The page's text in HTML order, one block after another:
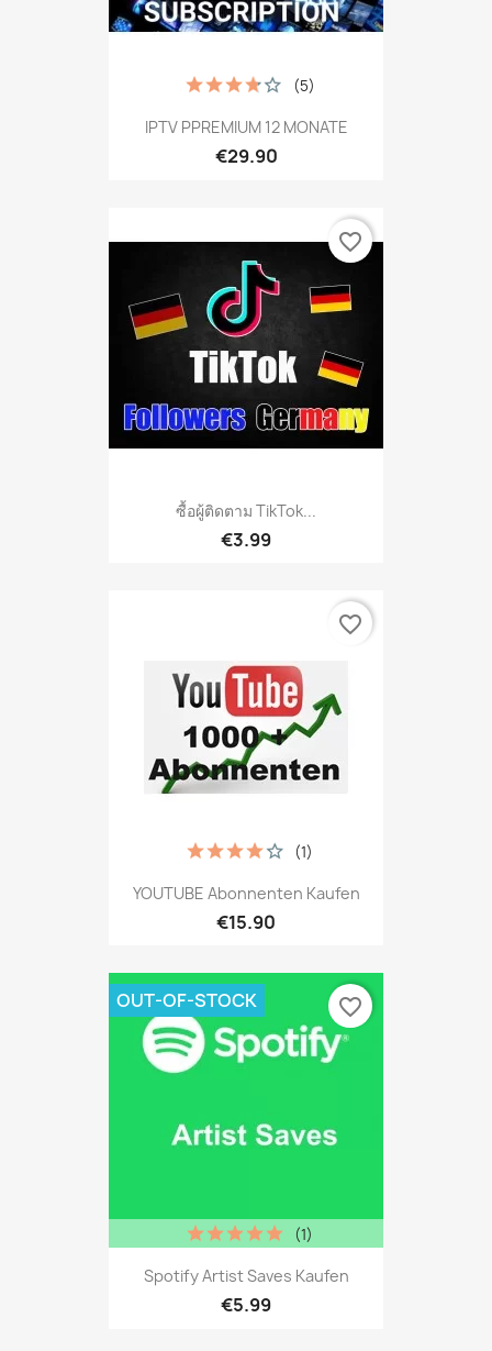
IPTV PPREMIUM 12 MONATE
€29.90
(5)
ซื้อผู้ติดตาม TikTok...
€3.99
favorite_border
YOUTUBE Abonnenten Kaufen
€15.90
(1)
favorite_border
Spotify Artist Saves Kaufen
€5.99
(1)
OUT-OF-STOCK favorite_border